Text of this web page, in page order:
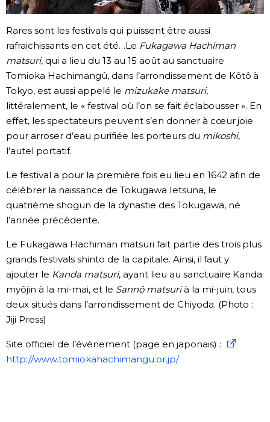
Données
Séries
Personnages
Chroniques
Vidéos
official SNS
Rares sont les festivals qui puissent être aussi
rafraichissants en cet été…Le Fukagawa Hachiman
matsuri, qui a lieu du 13 au 15 août au sanctuaire
Tomioka Hachimangû, dans l’arrondissement de Kôtô à
Tokyo, est aussi appelé le mizukake matsuri,
littéralement, le « festival où l’on se fait éclabousser ». En
effet, les spectateurs peuvent s’en donner à cœur joie
pour arroser d’eau purifiée les porteurs du mikoshi,
l’autel portatif.
Le festival a pour la première fois eu lieu en 1642 afin de
célébrer la naissance de Tokugawa Ietsuna, le
quatrième shogun de la dynastie des Tokugawa, né
l’année précédente.
Le Fukagawa Hachiman matsuri fait partie des trois plus
grands festivals shinto de la capitale. Ainsi, il faut y
ajouter le Kanda matsuri, ayant lieu au sanctuaire Kanda
myôjin à la mi-mai, et le Sannô matsurià la mi-juin, tous
deux situés dans l’arrondissement de Chiyoda. (Photo :
Jiji Press)
Site officiel de l’événement (page en japonais) :
http://www.tomiokahachimangu.or.jp/